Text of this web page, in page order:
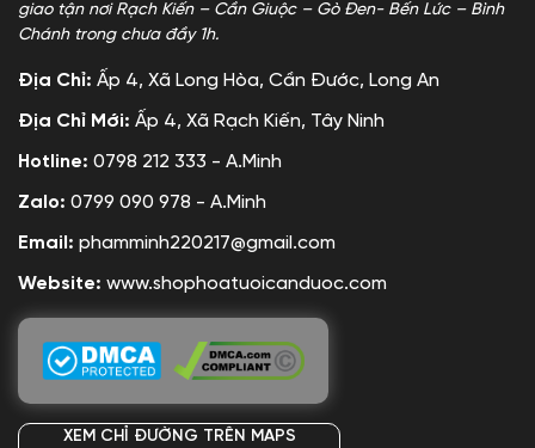
giao tận nơi Rạch Kiến – Cần Giuộc – Gò Đen- Bến Lức – Bình
Chánh trong chưa đầy 1h.
Địa Chỉ: Ấp 4, Xã Long Hòa, Cần Đước, Long An
Địa Chỉ Mới: Ấp 4, Xã Rạch Kiến, Tây Ninh
Hotline: 0798 212 333 - A.Minh
Zalo: 0799 090 978 - A.Minh
Email: phamminh220217@gmail.com
Website: www.shophoatuoicanduoc.com
XEM CHỈ ĐƯỜNG TRÊN MAPS